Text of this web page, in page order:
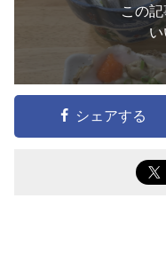
この
シェアする